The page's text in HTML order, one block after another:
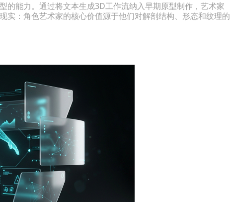
的能力。通过将文本生成3D工作流纳入早期原型制作，艺术家
实：角色艺术家的核心价值源于他们对解剖结构、形态和纹理的